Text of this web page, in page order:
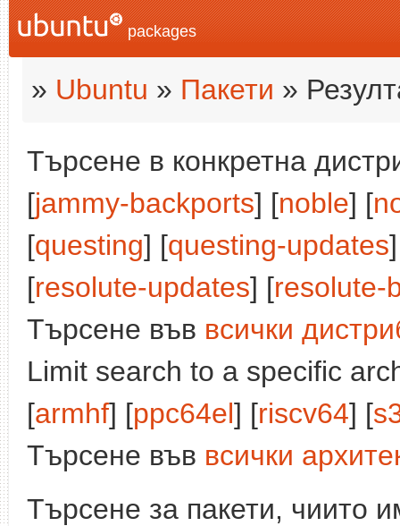
packages
» Ubuntu » Пакети »
Търсене в конкретна
[jammy-backports] [noble] [
[questing] [questing-updates
[resolute-updates] [resolute-
Търсене във всички
Limit search to a specific
[armhf] [ppc64el] [riscv64] [
Търсене във всички
Търсене за пакети, чиито